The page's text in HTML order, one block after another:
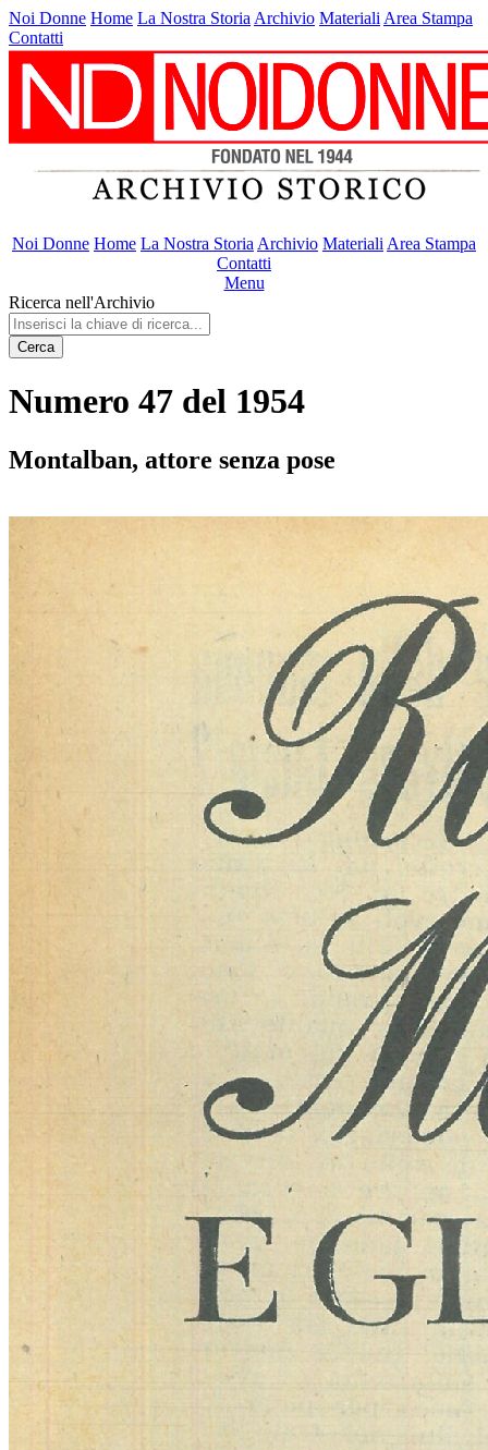
Noi Donne Home La Nostra Storia Archivio Materiali Area Stampa
Contatti
Noi Donne Home La Nostra Storia Archivio Materiali Area Stampa
Contatti
Menu
Ricerca nell'Archivio
Cerca
Numero 47 del 1954
Montalban, attore senza pose